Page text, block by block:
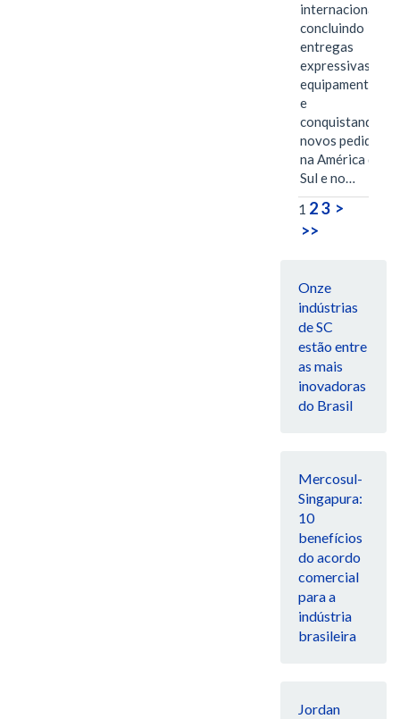
internacionais,
concluindo
entregas
expressivas de
equipamentos
e
conquistando
novos pedidos
na América do
Sul e no…
1 23 >
>>
Onze
indústrias
de SC
estão entre
as mais
inovadoras
do Brasil
Mercosul-
Singapura:
10
benefícios
do acordo
comercial
para a
indústria
brasileira
Jordan